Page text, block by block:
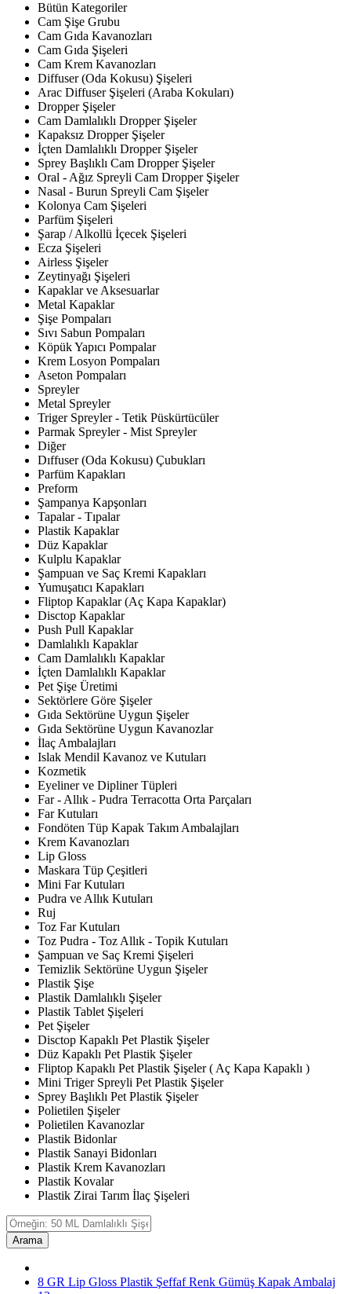
Bütün Kategoriler
Cam Şişe Grubu
Cam Gıda Kavanozları
Cam Gıda Şişeleri
Cam Krem Kavanozları
Diffuser (Oda Kokusu) Şişeleri
Arac Diffuser Şişeleri (Araba Kokuları)
Dropper Şişeler
Cam Damlalıklı Dropper Şişeler
Kapaksız Dropper Şişeler
İçten Damlalıklı Dropper Şişeler
Sprey Başlıklı Cam Dropper Şişeler
Oral - Ağız Spreyli Cam Dropper Şişeler
Nasal - Burun Spreyli Cam Şişeler
Kolonya Cam Şişeleri
Parfüm Şişeleri
Şarap / Alkollü İçecek Şişeleri
Ecza Şişeleri
Airless Şişeler
Zeytinyağı Şişeleri
Kapaklar ve Aksesuarlar
Metal Kapaklar
Şişe Pompaları
Sıvı Sabun Pompaları
Köpük Yapıcı Pompalar
Krem Losyon Pompaları
Aseton Pompaları
Spreyler
Metal Spreyler
Triger Spreyler - Tetik Püskürtücüler
Parmak Spreyler - Mist Spreyler
Diğer
Dıffuser (Oda Kokusu) Çubukları
Parfüm Kapakları
Preform
Şampanya Kapşonları
Tapalar - Tıpalar
Plastik Kapaklar
Düz Kapaklar
Kulplu Kapaklar
Şampuan ve Saç Kremi Kapakları
Yumuşatıcı Kapakları
Fliptop Kapaklar (Aç Kapa Kapaklar)
Disctop Kapaklar
Push Pull Kapaklar
Damlalıklı Kapaklar
Cam Damlalıklı Kapaklar
İçten Damlalıklı Kapaklar
Pet Şişe Üretimi
Sektörlere Göre Şişeler
Gıda Sektörüne Uygun Şişeler
Gıda Sektörüne Uygun Kavanozlar
İlaç Ambalajları
Islak Mendil Kavanoz ve Kutuları
Kozmetik
Eyeliner ve Dipliner Tüpleri
Far - Allık - Pudra Terracotta Orta Parçaları
Far Kutuları
Fondöten Tüp Kapak Takım Ambalajları
Krem Kavanozları
Lip Gloss
Maskara Tüp Çeşitleri
Mini Far Kutuları
Pudra ve Allık Kutuları
Ruj
Toz Far Kutuları
Toz Pudra - Toz Allık - Topik Kutuları
Şampuan ve Saç Kremi Şişeleri
Temizlik Sektörüne Uygun Şişeler
Plastik Şişe
Plastik Damlalıklı Şişeler
Plastik Tablet Şişeleri
Pet Şişeler
Disctop Kapaklı Pet Plastik Şişeler
Düz Kapaklı Pet Plastik Şişeler
Fliptop Kapaklı Pet Plastik Şişeler ( Aç Kapa Kapaklı )
Mini Triger Spreyli Pet Plastik Şişeler
Sprey Başlıklı Pet Plastik Şişeler
Polietilen Şişeler
Polietilen Kavanozlar
Plastik Bidonlar
Plastik Sanayi Bidonları
Plastik Krem Kavanozları
Plastik Kovalar
Plastik Zirai Tarım İlaç Şişeleri
Arama
8 GR Lip Gloss Plastik Şeffaf Renk Gümüş Kapak Ambalaj